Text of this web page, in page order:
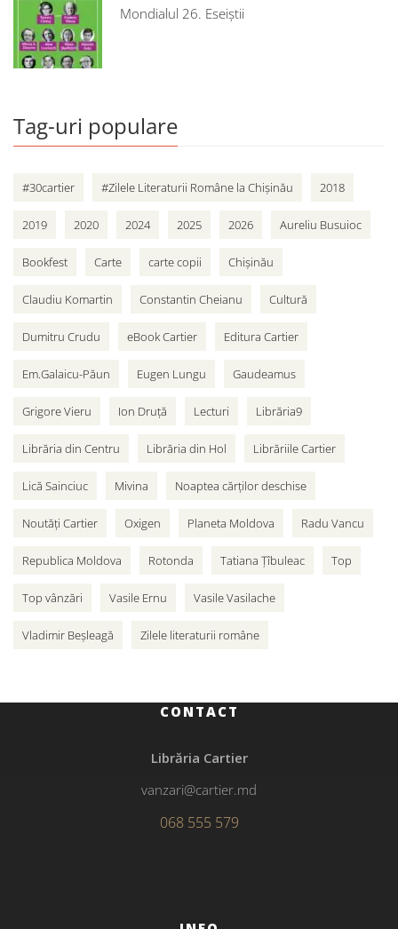
Mondialul 26. Eseiștii
Tag-uri populare
#30cartier #Zilele Literaturii Române la Chișinău 2018
2019 2020 2024 2025 2026 Aureliu Busuioc
Bookfest Carte carte copii Chișinău
Claudiu Komartin Constantin Cheianu Cultură
Dumitru Crudu eBook Cartier Editura Cartier
Em.Galaicu-Păun Eugen Lungu Gaudeamus
Grigore Vieru Ion Druță Lecturi Librăria9
Librăria din Centru Librăria din Hol Librăriile Cartier
Lică Sainciuc Mivina Noaptea cărților deschise
Noutăți Cartier Oxigen Planeta Moldova Radu Vancu
Republica Moldova Rotonda Tatiana Țîbuleac Top
Top vânzări Vasile Ernu Vasile Vasilache
Vladimir Beșleagă Zilele literaturii române
CONTACT
Librăria Cartier
vanzari@cartier.md
068 555 579